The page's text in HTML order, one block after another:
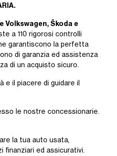
Volkswagen, Škoda e
a 110 rigorosi controlli
garantiscono la perfetta
di garanzia ed assistenza
di un acquisto sicuro.
e il piacere di guidare il
le nostre concessionarie.
la tua auto usata,
finanziari ed assicurativi.